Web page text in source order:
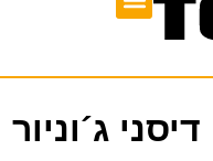
ג´וניור